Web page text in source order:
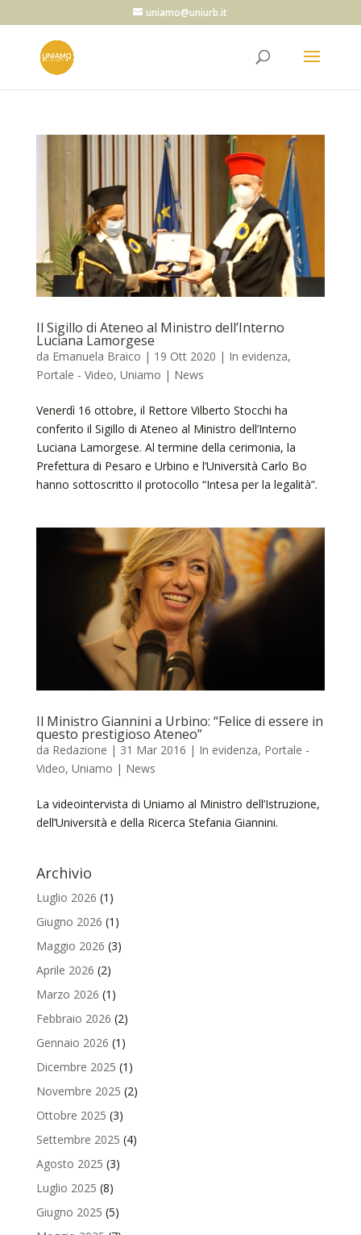
uniamo@uniurb.it
Il Sigillo di Ateneo al Ministro dell’Interno
Luciana Lamorgese
da Emanuela Braico | 19 Ott 2020 | In evidenza,
Portale - Video, Uniamo | News
Venerdì 16 ottobre, il Rettore Vilberto Stocchi ha
conferito il Sigillo di Ateneo al Ministro dell’Interno
Luciana Lamorgese. Al termine della cerimonia, la
Prefettura di Pesaro e Urbino e l’Università Carlo Bo
hanno sottoscritto il protocollo “Intesa per la legalità”.
Il Ministro Giannini a Urbino: “Felice di essere in
questo prestigioso Ateneo”
da Redazione | 31 Mar 2016 | In evidenza, Portale -
Video, Uniamo | News
La videointervista di Uniamo al Ministro dell’Istruzione,
dell’Università e della Ricerca Stefania Giannini.
Archivio
Luglio 2026 (1)
Giugno 2026 (1)
Maggio 2026 (3)
Aprile 2026 (2)
Marzo 2026 (1)
Febbraio 2026 (2)
Gennaio 2026 (1)
Dicembre 2025 (1)
Novembre 2025 (2)
Ottobre 2025 (3)
Settembre 2025 (4)
Agosto 2025 (3)
Luglio 2025 (8)
Giugno 2025 (5)